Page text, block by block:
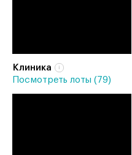
Клиника
Посмотреть лоты (79)